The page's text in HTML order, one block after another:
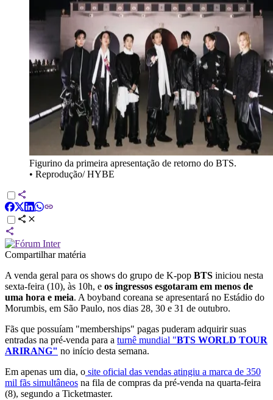
Figurino da primeira apresentação de retorno do BTS.
• Reprodução/ HYBE
Compartilhar matéria
A venda geral para os shows do grupo de K-pop BTS iniciou nesta
sexta-feira (10), às 10h, e os ingressos esgotaram em menos de
uma hora e meia. A boyband coreana se apresentará no Estádio do
Morumbis, em São Paulo, nos dias 28, 30 e 31 de outubro.
Fãs que possuíam "memberships" pagas puderam adquirir suas
entradas na pré-venda para a turnê mundial "BTS WORLD TOUR
ARIRANG" no início desta semana.
Em apenas um dia, o site oficial das vendas atingiu a marca de 350
mil fãs simultâneos na fila de compras da pré-venda na quarta-feira
(8), segundo a Ticketmaster.